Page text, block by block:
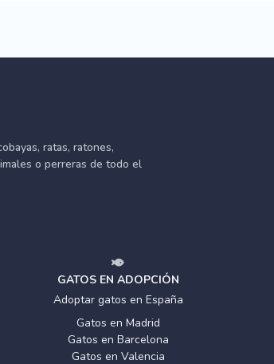
ratas, ratones,
o perreras de todo el
GATOS EN ADOPCIÓN
Adoptar gatos en España
Gatos en Madrid
Gatos en Barcelona
Gatos en Valencia